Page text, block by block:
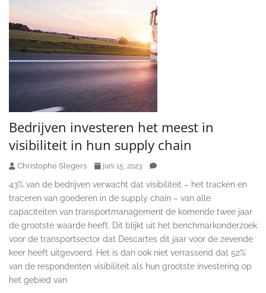
Bedrijven investeren het meest in
visibiliteit in hun supply chain
Christophe Slegers juni 15, 2023
43% van de bedrijven verwacht dat visibiliteit – het tracken en
traceren van goederen in de supply chain – van alle
capaciteiten van transportmanagement de komende twee jaar
de grootste waarde heeft. Dit blijkt uit het benchmarkonderzoek
voor de transportsector dat Descartes dit jaar voor de zevende
keer heeft uitgevoerd. Het is dan ook niet verrassend dat 52%
van de respondenten visibiliteit als hun grootste investering op
het gebied van